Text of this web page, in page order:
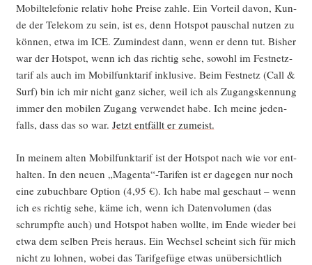
Mobil­te­le­fo­nie rela­tiv hohe Prei­se zah­le. Ein Vor­teil davon, Kun­
de der Tele­kom zu sein, ist es, denn Hot­spot pau­schal nut­zen zu
kön­nen, etwa im ICE. Zumin­dest dann, wenn er denn tut. Bis­her
war der Hot­spot, wenn ich das rich­tig sehe, sowohl im Fest­netz­
ta­rif als auch im Mobil­funk­ta­rif inklu­si­ve. Beim Fest­netz (Call &
Surf) bin ich mir nicht ganz sicher, weil ich als Zugangs­ken­nung
immer den mobi­len Zugang ver­wen­det habe. Ich mei­ne jeden­
falls, dass das so war. Jetzt ent­fällt er zumeist.
In mei­nem alten Mobil­funk­ta­rif ist der Hot­spot nach wie vor ent­
hal­ten. In den neu­en „Magenta“-Tarifen ist er dage­gen nur noch
eine zubuch­ba­re Opti­on (4,95 €). Ich habe mal geschaut – wenn
ich es rich­tig sehe, käme ich, wenn ich Daten­vo­lu­men (das
schrumpf­te auch) und Hot­spot haben woll­te, im Ende wie­der bei
etwa dem sel­ben Preis her­aus. Ein Wech­sel scheint sich für mich
nicht zu loh­nen, wobei das Tarif­ge­fü­ge etwas unüber­sicht­lich